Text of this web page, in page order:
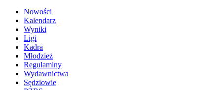
Nowości
Kalendarz
Wyniki
Ligi
Kadra
Młodzież
Regulaminy
Wydawnictwa
Sędziowie